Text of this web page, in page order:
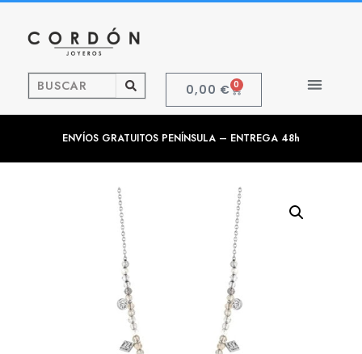
0,00 € 0
ENVÍOS GRATUITOS PENÍNSULA – ENTREGA 48h